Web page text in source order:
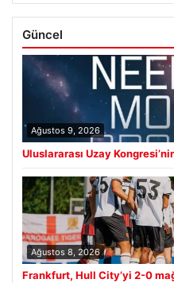
Güncel
Ağustos 9, 2026
Uluslararası Uzay
Ağustos 8, 2026
Frankfurt, Hull City’yi 2-0